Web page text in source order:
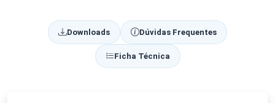
Downloads Dúvidas Frequentes
Ficha Técnica